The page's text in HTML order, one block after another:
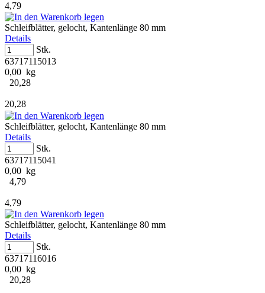
4,79
Schleifblätter, gelocht, Kantenlänge 80 mm
Details
Stk.
63717115013
0,00 kg
20,28
20,28
Schleifblätter, gelocht, Kantenlänge 80 mm
Details
Stk.
63717115041
0,00 kg
4,79
4,79
Schleifblätter, gelocht, Kantenlänge 80 mm
Details
Stk.
63717116016
0,00 kg
20,28